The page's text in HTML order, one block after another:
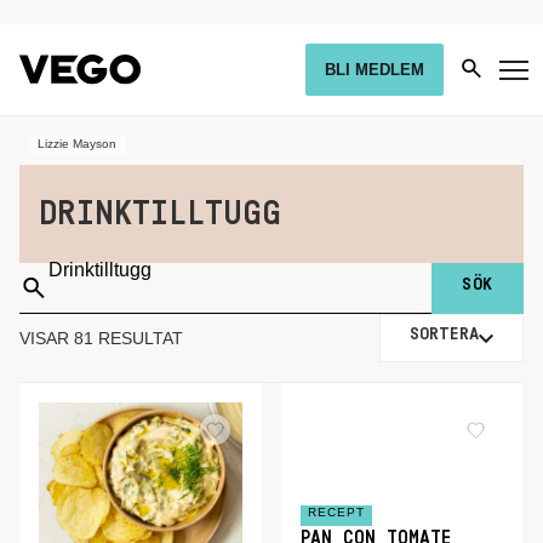
BLI MEDLEM
Lizzie Mayson
DRINKTILLTUGG
Sök
på:
VISAR 81 RESULTAT SORTERA
RECEPT
PAN CON TOMATE